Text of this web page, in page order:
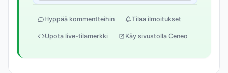
Hyppää kommentteihin Tilaa ilmoitukset
Upota live-tilamerkki Käy sivustolla Ceneo